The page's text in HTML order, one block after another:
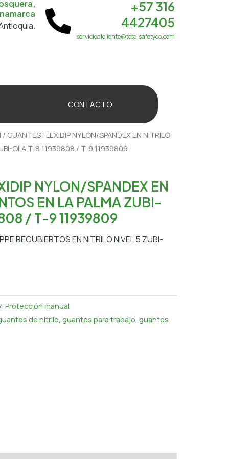
+57 316
4427405
servicioalcliente@totalsafetyco.com
CONTACTO
/ GUANTES FLEXIDIP NYLON/SPANDEX EN NITRILO
OLA T-8 11939808 / T-9 11939809
NYLON/SPANDEX EN
EN LA PALMA ZUBI-
/ T-9 11939809
RECUBIERTOS EN NITRILO NIVEL 5 ZUBI-
Protección manual
de nitrilo guantes para trabajo guantes